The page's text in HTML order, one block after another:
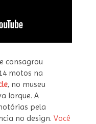
consagrou
motos na
, no museu
Iorque. A
pela
no design. Você